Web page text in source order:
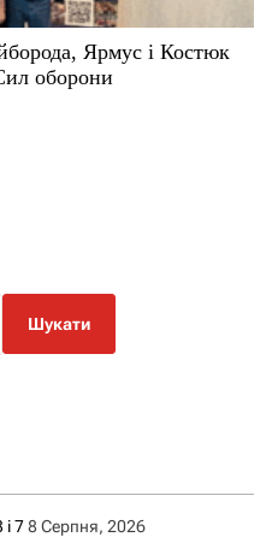
Ярмус і Костюк
оборони
і 78 Серпня, 2026